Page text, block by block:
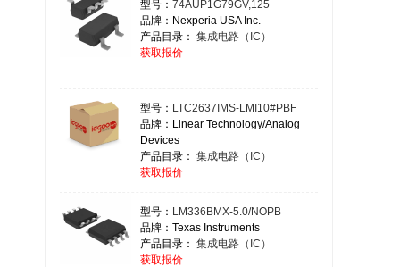
型号： 74AUP1G79GV,125
品牌：Nexperia USA Inc.
产品目录： 集成电路（IC）
获取报价
型号： LTC2637IMS-LMI10#PBF
品牌：Linear Technology/Analog
Devices
产品目录： 集成电路（IC）
获取报价
型号： LM336BMX-5.0/NOPB
品牌：Texas Instruments
产品目录： 集成电路（IC）
获取报价